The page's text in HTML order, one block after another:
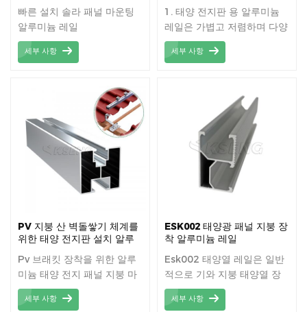
빠른 설치 솔라 패널 마운팅
알루미늄 레일
세부 사항
드 클램프 솔라 미니 레일
1. 태양 전지판 용 알루미늄
레일은 가볍고 저렴하며 다양
한 후크 및 고정 장치에 사용
할 수 있습니다. 2. 태양 광
로 우수한 품질입니다. 3.
Solar Rails는 금속 옥상에
설치하기에 매우 적합합니다.
4. 다양한 고객의 요구 사항을
충족시키는 많은 솔루션. 5.
고강도, Anti-UV, 고주파 절
연. 6. 부식 방지, 내 화학성 및
세부 사항
PV 지붕 산 벽돌쌓기 체계를
위한 태양 전지판 설치 알루
Pv 브래킷 장착을 위한 알루
미늄 태양 전지 패널 지붕 마
운트 레일
세부 사항
ESK002 태양광 패널 지붕 장
착 알루미늄 레일
Esk002 태양열 레일은 일반
적으로 기와 지붕 태양열 장
착 시스템에 사용됩니다.
세부 사항